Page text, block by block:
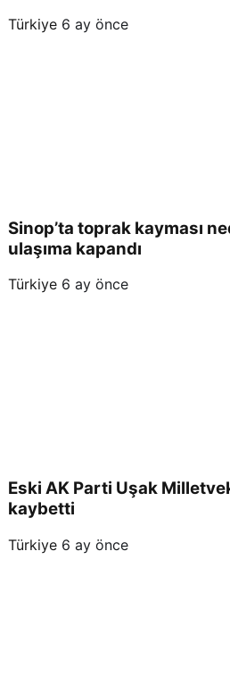
Türkiye 6 ay önce
Sinop’ta toprak kayması
ulaşıma kapandı
Türkiye 6 ay önce
Eski AK Parti Uşak
kaybetti
Türkiye 6 ay önce